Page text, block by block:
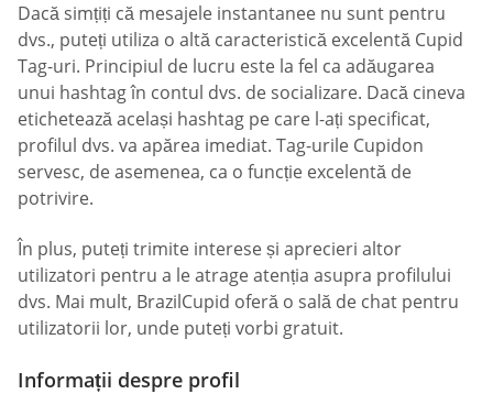
Dacă simțiți că mesajele instantanee nu sunt pentru
dvs., puteți utiliza o altă caracteristică excelentă Cupid
Tag-uri. Principiul de lucru este la fel ca adăugarea
unui hashtag în contul dvs. de socializare. Dacă cineva
etichetează același hashtag pe care l-ați specificat,
profilul dvs. va apărea imediat. Tag-urile Cupidon
servesc, de asemenea, ca o funcție excelentă de
potrivire.
În plus, puteți trimite interese și aprecieri altor
utilizatori pentru a le atrage atenția asupra profilului
dvs. Mai mult, BrazilCupid oferă o sală de chat pentru
utilizatorii lor, unde puteți vorbi gratuit.
Informații despre profil